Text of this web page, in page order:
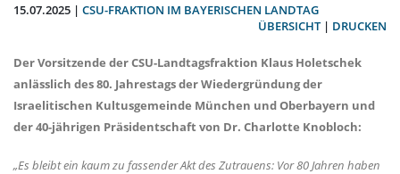
15.07.2025 | CSU-FRAKTION IM BAYERISCHEN LANDTAG
ÜBERSICHT| DRUCKEN
Der Vorsitzende der CSU-Landtagsfraktion Klaus Holetschek
anlässlich des 80. Jahrestags der Wiedergründung der
Israelitischen Kultusgemeinde München und Oberbayern und
der 40-jährigen Präsidentschaft von Dr. Charlotte Knobloch:
Es bleibt ein kaum zu fassender Akt des Zutrauens: Vor 80 Jahren haben